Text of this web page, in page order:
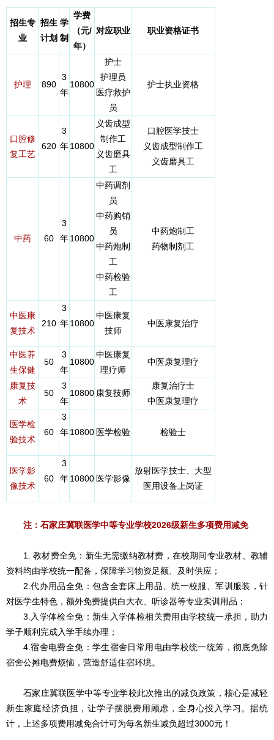
招生专
业
招生
计划
学
制
学费
（元/
年）
对应职业 职业资格证书
护理 890
3
年
10800
护士
护理员
医疗救护
员
护士执业资格
口腔修
复工艺
620
3
年10800
义齿成型
制作工
义齿磨具
工
口腔医学技士
义齿成型制作工
义齿磨具工
中药 60
3
年10800
中药调剂
员
中药购销
员
中药炮制
工
中药检验
工
中药炮制工
药物制剂工
中医康
复技术
210
3
年10800
中医康复
技师
中医康复治疗
中医养
生保健
50
3
年
10800
中医康复
理疗师
中医康复理疗
康复技
术
50
3
年
10800 康复技师
康复治疗士
中医康复理疗
医学检
验技术
60
3
年10800 医学检验 检验士
医学影
像技术
60
3
年10800 医学影像
放射医学技士、大型
医用设备上岗证
注：石家庄冀联医学中等专业学校2026级新生多项费用减免
1. 教材费全免：新生无需缴纳教材费，在校期间专业教材、教辅
资料均由学校统一配备，保障学习物资足额、及时供应；
2.代办用品全免：包含全套床上用品、统一校服、军训服装，针
对医学生特色，额外免费提供白大衣、听诊器等专业实训用品；
3.入学体检全免：新生入学体检相关费用由学校统一承担，助力
学子顺利完成入学手续办理；
4.宿舍电费全免：学生宿舍日常用电由学校统一统筹，彻底免除
宿舍公摊电费烦恼，营造舒适住宿环境。
石家庄冀联医学中等专业学校此次推出的减负政策，核心是减轻
新生家庭经济负担，让学子摆脱费用顾虑，全身心投入学习。据统
计，上述多项费用减免合计可为每名新生减负超过3000元！